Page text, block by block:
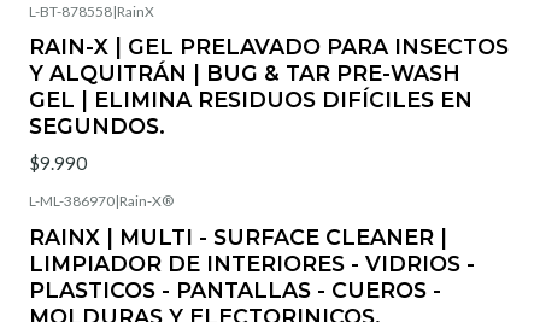
L-BT-878558|RainX
RAIN-X | GEL PRELAVADO PARA INSECTOS
Y ALQUITRÁN | BUG & TAR PRE-WASH
GEL | ELIMINA RESIDUOS DIFÍCILES EN
SEGUNDOS.
$9.990
L-ML-386970|Rain‑X®
RAINX | MULTI - SURFACE CLEANER |
LIMPIADOR DE INTERIORES - VIDRIOS -
PLASTICOS - PANTALLAS - CUEROS -
MOLDURAS Y ELECTORINICOS.